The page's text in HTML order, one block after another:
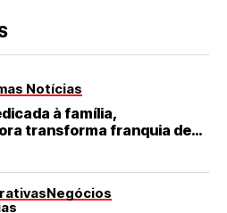
Notícias
à família,
transforma franquia de
de destaque no RN
Negócios